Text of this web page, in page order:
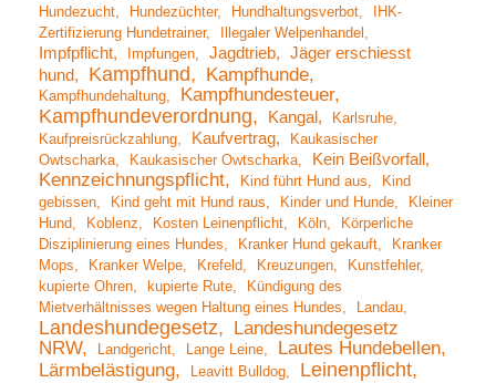
Hundezucht
Hundezüchter Hundhaltungsverbot
IHK-
Zertifizierung Hundetrainer
Illegaler Welpenhandel
Impfpflicht Impfungen Jagdtrieb
Jäger erschiesst
hund
Kampfhund Kampfhunde
Kampfhundehaltung Kampfhundesteuer
Kampfhundeverordnung Kangal
Karlsruhe
Kaufpreisrückzahlung
Kaufvertrag
Kaukasischer
Owtscharka
Kaukasischer Owtscharka Kein Beißvorfall
Kennzeichnungspflicht Kind führt Hund aus
Kind
gebissen
Kind geht mit Hund raus Kinder und Hunde
Kleiner
Hund
Koblenz Kosten Leinenpflicht Köln
Körperliche
Disziplinierung eines Hundes
Kranker Hund gekauft
Kranker
Mops
Kranker Welpe Krefeld Kreuzungen
Kunstfehler
kupierte Ohren
kupierte Rute
Kündigung des
Mietverhältnisses wegen Haltung eines Hundes
Landau
Landeshundegesetz
Landeshundegesetz
NRW
Landgericht Lange Leine
Lautes Hundebellen
Lärmbelästigung
Leavitt Bulldog Leinenpflicht